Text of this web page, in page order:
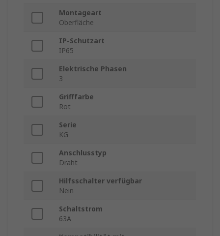
Montageart
Oberfläche
IP-Schutzart
IP65
Elektrische Phasen
3
Grifffarbe
Rot
Serie
KG
Anschlusstyp
Draht
Hilfsschalter verfügbar
Nein
Schaltstrom
63A